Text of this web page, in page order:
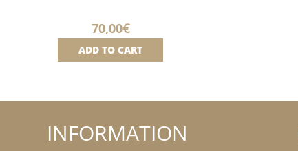
70,00€
ADD TO CART
INFORMATION